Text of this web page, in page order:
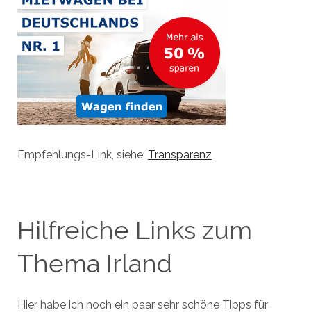
Empfehlungs-Link, siehe: Transparenz
Hilfreiche Links zum
Thema Irland
Hier habe ich noch ein paar sehr schöne Tipps für